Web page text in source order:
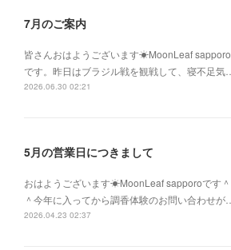
7月のご案内
皆さんおはようございます☀MoonLeaf sapporo
です。昨日はブラジル戦を観戦して、寝不足気…
2026.06.30 02:21
5月の営業日につきまして
おはようございます☀MoonLeaf sapporoです＾
＾今年に入ってから調香体験のお問い合わせが…
2026.04.23 02:37